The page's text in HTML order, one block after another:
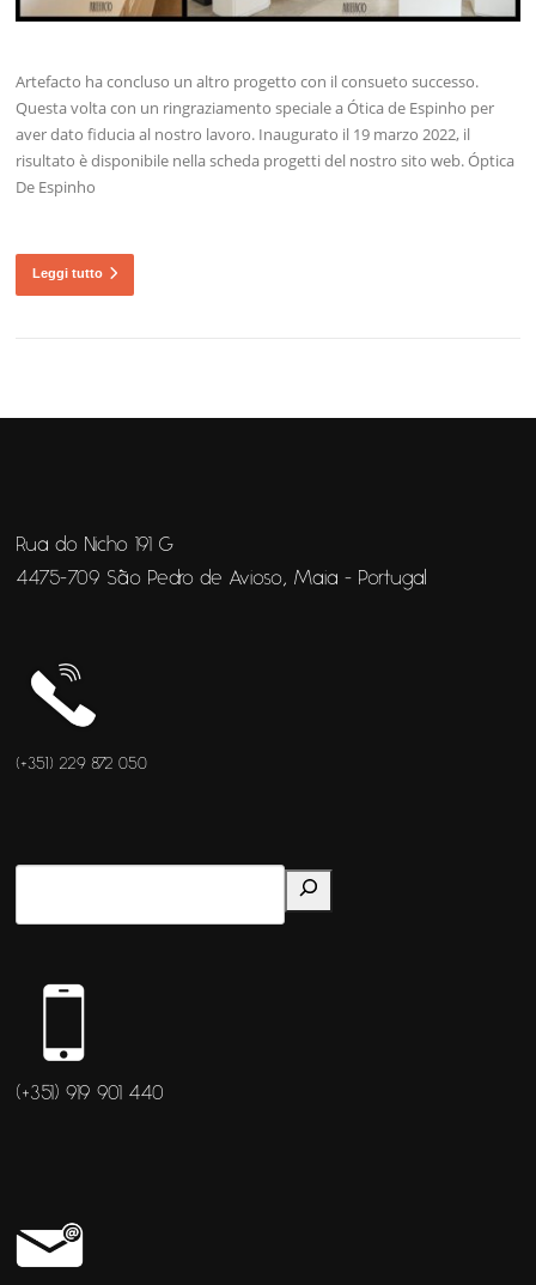
Artefacto ha concluso un altro progetto con il consueto successo.
Questa volta con un ringraziamento speciale a Ótica de Espinho per
aver dato fiducia al nostro lavoro. Inaugurato il 19 marzo 2022, il
risultato è disponibile nella scheda progetti del nostro sito web. Óptica
De Espinho
Leggi tutto
Rua do Nicho 191 G
4475-709 São Pedro de Avioso, Maia - Portugal
(+351) 229 872 050
(+351) 919 901 440